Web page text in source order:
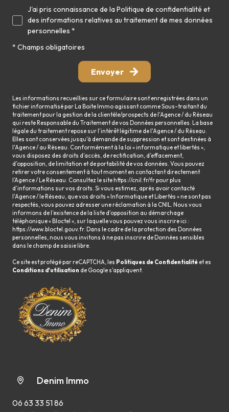
J'ai pris connaissance de la Politique de confidentialité et
des informations relatives au traitement de mes données
personnelles *
* Champs obligatoires
Envoyer
Les informations recueillies sur ce formulaire sont enregistrées dans un
fichier informatisé par La Boite Immo agissant comme Sous-traitant du
traitement pour la gestion de la clientèle/prospects de l'Agence / du Réseau
qui reste Responsable du Traitement de vos Données personnelles. La base
légale du traitement repose sur l'intérêt légitime de l'Agence / du Réseau.
Elles sont conservées jusqu'à demande de suppression et sont destinées à
l'Agence / au Réseau. Conformément à la loi « informatique et libertés »,
vous disposez des droits d’accès, de rectification, d’effacement,
d’opposition, de limitation et de portabilité de vos données. Vous pouvez
retirer votre consentement à tout moment en contactant directement
l’Agence / Le Réseau. Consultez le site https://cnil.fr/frpour plus
d’informations sur vos droits. Si vous estimez, après avoir contacté
l'Agence / le Réseau, que vos droits « Informatique et Libertés » ne sont pas
respectés, vous pouvez adresser une réclamation à la CNIL. Nous vous
informons de l’existence de la liste d'opposition au démarchage
téléphonique « Bloctel », sur laquelle vous pouvez vous inscrire ici :
https://www.bloctel.gouv.fr. Dans le cadre de la protection des Données
personnelles, nous vous invitons à ne pas inscrire de Données sensibles
dans le champ de saisie libre.
Ce site est protégé par reCAPTCHA, les Politiques de Confidentialité et es
Conditions d'utilisation de Google s'appliquent.
Denim Immo
06 63 33 51 86